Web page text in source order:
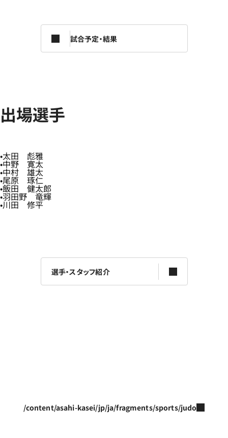
試合予定・結果
出場選手
太田 彪雅
中野 寛太
中村 雄太
尾原 琢仁
飯田 健太郎
羽田野 竜輝
川田 修平
選手・スタッフ紹介
/content/asahi-kasei/jp/ja/fragments/sports/judo